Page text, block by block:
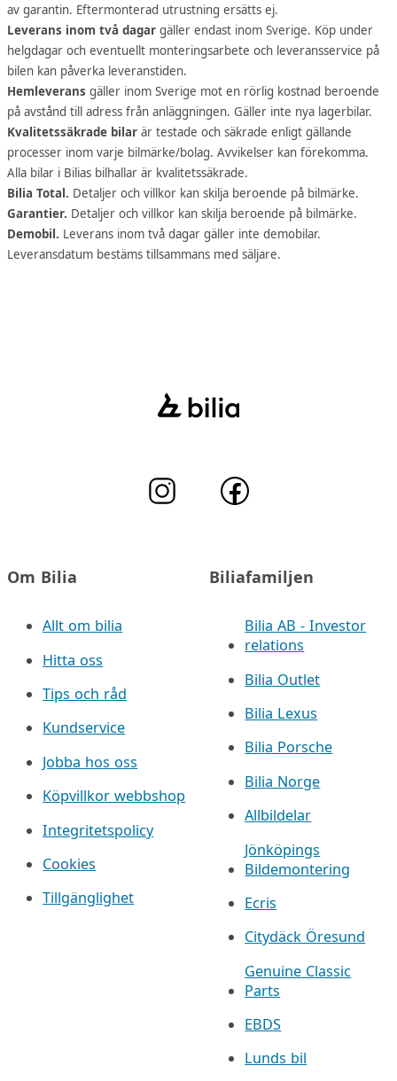
av garantin. Eftermonterad utrustning ersätts ej.
Leverans inom två dagar gäller endast inom Sverige. Köp under
helgdagar och eventuellt monteringsarbete och leveransservice på
bilen kan påverka leveranstiden.
Hemleverans gäller inom Sverige mot en rörlig kostnad beroende
på avstånd till adress från anläggningen. Gäller inte nya lagerbilar.
Kvalitetssäkrade bilar är testade och säkrade enligt gällande
processer inom varje bilmärke/bolag. Avvikelser kan förekomma.
Alla bilar i Bilias bilhallar är kvalitetssäkrade.
Bilia Total. Detaljer och villkor kan skilja beroende på bilmärke.
Garantier. Detaljer och villkor kan skilja beroende på bilmärke.
Demobil. Leverans inom två dagar gäller inte demobilar.
Leveransdatum bestäms tillsammans med säljare.
Om Bilia
Allt om bilia
Hitta oss
Tips och råd
Kundservice
Jobba hos oss
Köpvillkor webbshop
Integritetspolicy
Cookies
Tillgänglighet
Biliafamiljen
Bilia AB - Investor
relations
Bilia Outlet
Bilia Lexus
Bilia Porsche
Bilia Norge
Allbildelar
Jönköpings
Bildemontering
Ecris
Citydäck Öresund
Genuine Classic
Parts
EBDS
Lunds bil